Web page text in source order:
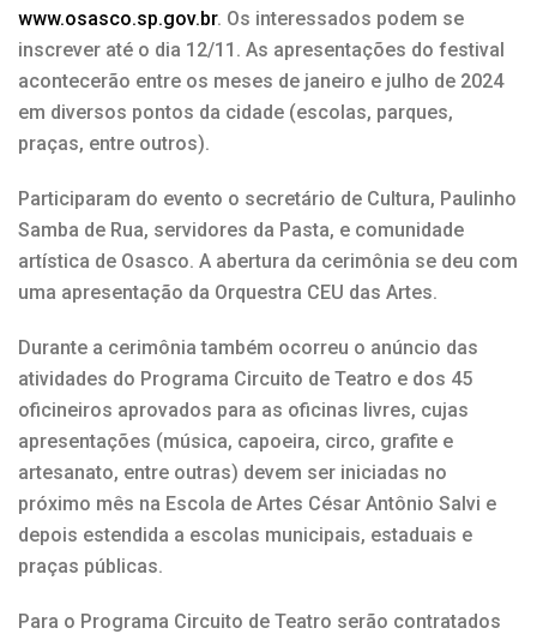
www.osasco.sp.gov.br. Os interessados podem se
inscrever até o dia 12/11. As apresentações do festival
acontecerão entre os meses de janeiro e julho de 2024
em diversos pontos da cidade (escolas, parques,
praças, entre outros).
Participaram do evento o secretário de Cultura, Paulinho
Samba de Rua, servidores da Pasta, e comunidade
artística de Osasco. A abertura da cerimônia se deu com
uma apresentação da Orquestra CEU das Artes.
Durante a cerimônia também ocorreu o anúncio das
atividades do Programa Circuito de Teatro e dos 45
oficineiros aprovados para as oficinas livres, cujas
apresentações (música, capoeira, circo, grafite e
artesanato, entre outras) devem ser iniciadas no
próximo mês na Escola de Artes César Antônio Salvi e
depois estendida a escolas municipais, estaduais e
praças públicas.
Para o Programa Circuito de Teatro serão contratados